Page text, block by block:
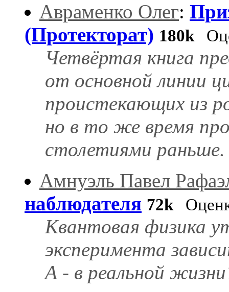
Авраменко Олег:
(Протекторат) 180k
Четвёртая книга
от основной линии
проистекающих из
но в то же время
столетиями раньше.
Амнуэль Павел
наблюдателя 72k
Квантовая физика
эксперимента
А - в реальной